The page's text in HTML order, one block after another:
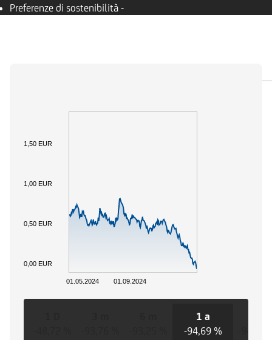
Preferenze di sostenibilità -
01.05.2024 01.09.2024
0,00 EUR
0,50 EUR
1,00 EUR
1,50 EUR
1 a
-94,69 %